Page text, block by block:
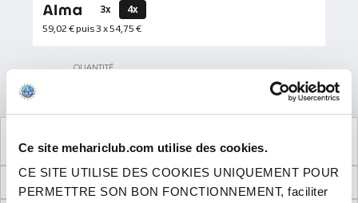
Ce site mehariclub.com utilise des cookies.
CE SITE UTILISE DES COOKIES UNIQUEMENT POUR
PERMETTRE SON BON FONCTIONNEMENT, faciliter
3x
4x
59,02 €puis 3 x54,75 €
QUANTITÉ
NÉCESSAIRE AU MONTAGE